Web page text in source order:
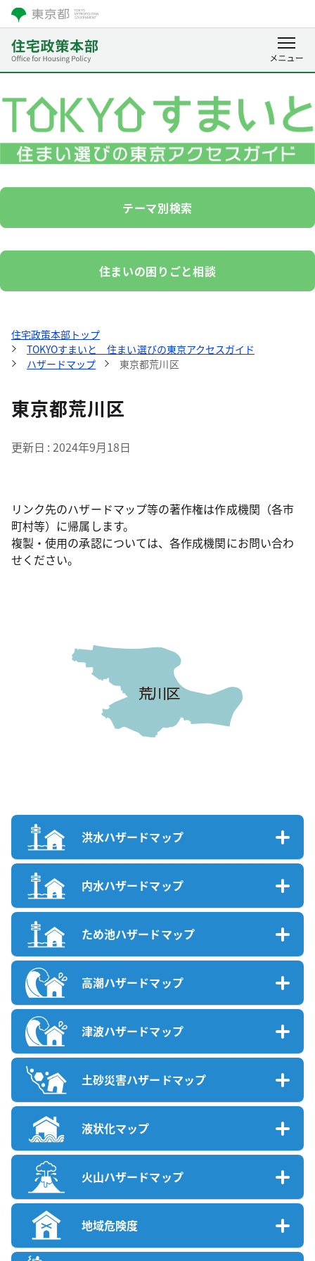
テーマ別検索
住まいの困りごと相談
住宅政策本部トップ
TOKYOすまいと 住まい選びの東京アクセスガイド
ハザードマップ
東京都荒川区
東京都荒川区
更新日 2024年9月18日
リンク先のハザードマップ等の著作権は作成機関（各市
町村等）に帰属します。
複製・使用の承認については、各作成機関にお問い合わ
せください。
洪水ハザードマップ
内水ハザードマップ
ため池ハザードマップ
高潮ハザードマップ
津波ハザードマップ
土砂災害ハザードマップ
液状化マップ
火山ハザードマップ
地域危険度